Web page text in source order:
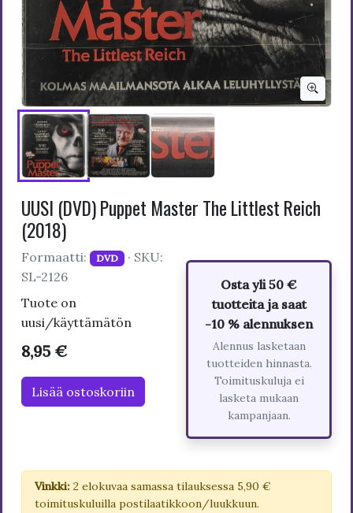
UUSI (DVD) Puppet Master The Littlest Reich
(2018)
Formaatti: DVD · SKU:
SL-2126
Tuote on
uusi/käyttämätön
8,95 €
Lisää ostoskoriin
Osta yli 50 €
tuotteita ja saat
-10 % alennuksen
Alennus lasketaan
tuotteiden hinnasta.
Toimituskuluja ei
lasketa mukaan
kampanjaan.
Vinkki: 2 elokuvaa samassa tilauksessa 5,90 €
toimituskuluilla postilaatikkoon/luukkuun.